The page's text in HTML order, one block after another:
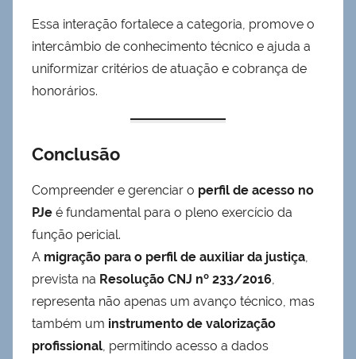
Essa interação fortalece a categoria, promove o
intercâmbio de conhecimento técnico e ajuda a
uniformizar critérios de atuação e cobrança de
honorários.
Conclusão
Compreender e gerenciar o perfil de acesso no
PJe é fundamental para o pleno exercício da
função pericial.
A migração para o perfil de auxiliar da justiça,
prevista na Resolução CNJ nº 233/2016,
representa não apenas um avanço técnico, mas
também um instrumento de valorização
profissional, permitindo acesso a dados